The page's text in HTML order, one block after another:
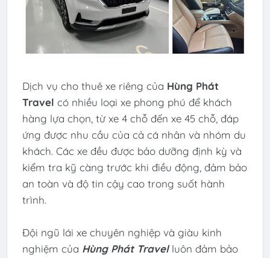
Dịch vụ cho thuê xe riêng của Hùng Phát
Travel có nhiều loại xe phong phú để khách
hàng lựa chọn, từ xe 4 chỗ đến xe 45 chỗ, đáp
ứng được nhu cầu của cả cá nhân và nhóm du
khách. Các xe đều được bảo dưỡng định kỳ và
kiểm tra kỹ càng trước khi điều động, đảm bảo
an toàn và độ tin cậy cao trong suốt hành
trình.
Đội ngũ lái xe chuyên nghiệp và giàu kinh
nghiệm của Hùng Phát Travelluôn đảm bảo